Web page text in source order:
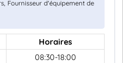
Fournisseur d'équipement de
Horaires
08:30-18:00